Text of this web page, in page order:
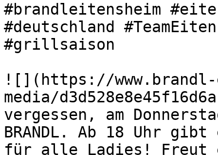
#brandleitensheim
#deutschland
#grillsaison
![](https://
media/
vergessen, am
BRANDL. Ab 18 Uhr
für alle Ladies! Freut